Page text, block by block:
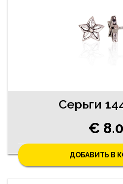
Серьги
€
ДОБАВИТЬ В